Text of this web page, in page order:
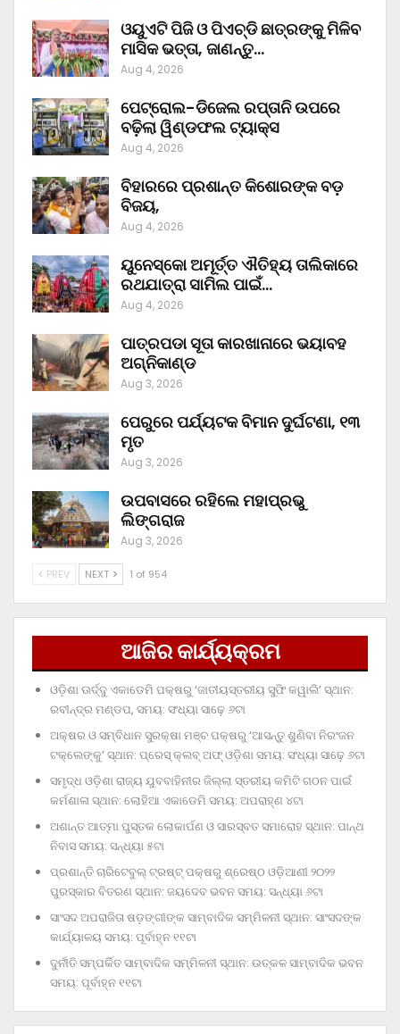
ଓୟୁଏଟି ପିଜି ଓ ପିଏଚ୍‌ଡି ଛାତ୍ରଙ୍କୁ ମିଳିବ
ମାସିକ ଭତ୍ତା, ଜାଣନ୍ତୁ…
Aug 4, 2026
ପେଟ୍ରୋଲ-ଡିଜେଲ ରପ୍ତାନି ଉପରେ
ବଢ଼ିଲା ୱିଣ୍ଡଫଲ ଟ୍ୟାକ୍ସ
Aug 4, 2026
ବିହାରରେ ପ୍ରଶାନ୍ତ କିଶୋରଙ୍କ ବଡ଼
ବିଜୟ,
Aug 4, 2026
ୟୁନେସ୍କୋ ଅମୂର୍ତ୍ତ ଐତିହ୍ୟ ତାଲିକାରେ
ରଥଯାତ୍ରା ସାମିଲ ପାଇଁ…
Aug 4, 2026
ପାତ୍ରପଡା ସୂତା କାରଖାନାରେ ଭୟାବହ
ଅଗ୍ନିକାଣ୍ଡ
Aug 3, 2026
ପେରୁରେ ପର୍ଯ୍ୟଟକ ବିମାନ ଦୁର୍ଘଟଣା, ୧୩
ମୃତ
Aug 3, 2026
ଉପବାସରେ ରହିଲେ ମହାପ୍ରଭୁ
ଲିଙ୍ଗରାଜ
Aug 3, 2026
PREV NEXT 1 of 954
ଆଜିର କାର୍ଯ୍ୟକ୍ରମ
ଓଡ଼ିଶା ଊର୍ଦ୍ଦୁ ଏକାଡେମି ପକ୍ଷରୁ ‘ଜାତୀୟସ୍ତରୀୟ ସୁଫି କୱାଲି’ ସ୍ଥାନ:
ରବୀନ୍ଦ୍ର ମଣ୍ଡପ, ସମୟ: ସଂଧ୍ୟା ସାଢ଼େ ୬ଟା
ଅକ୍ଷର ଓ ସମ୍ବିଧାନ ସୁରକ୍ଷା ମଞ୍ଚ ପକ୍ଷରୁ ‘ଆସନ୍ତୁ ଶୁଣିବା ନିରଂଜନ
ଟକ୍‌ଲେଙ୍କୁ’ ସ୍ଥାନ: ପ୍ରେସ୍‌ କ୍ଲବ୍‌ ଅଫ୍‌ ଓଡ଼ିଶା ସମୟ: ସଂଧ୍ୟା ସାଢ଼େ ୬ଟା
ସମୃଦ୍ଧ ଓଡ଼ିଶା ରାଜ୍ୟ ଯୁବବାହିନୀର ଜିଲ୍ଲା ସ୍ତରୀୟ କମିଟି ଗଠନ ପାଇଁ
କର୍ମଶାଳା ସ୍ଥାନ: ଲୋହିଆ ଏକାଡେମି ସମୟ: ଅପରାହ୍‌ଣ ୪ଟା
ଅଶାନ୍ତ ଆତ୍ମା ପୁସ୍ତକ ଲୋକାର୍ପଣ ଓ ସାରସ୍ବତ ସମାରୋହ ସ୍ଥାନ: ପାନ୍ଥ
ନିବାସ ସମୟ: ସନ୍ଧ୍ୟା ୫ଟା
ପ୍ରଶାନ୍ତି ଚାରିଟେବୁଲ୍‌ ଟ୍ରଷ୍ଟ୍‌ ପକ୍ଷରୁ ଶ୍ରେଷ୍ଠ ଓଡ଼ିଆଣୀ ୨୦୨୨
ପୁରସ୍କାର ବିତରଣ ସ୍ଥାନ: ଜୟଦେବ ଭବନ ସମୟ: ସନ୍ଧ୍ୟା ୬ଟା
ସାଂସଦ ଅପରାଜିତା ଷଡ଼ଙ୍ଗୀଙ୍କ ସାମ୍ବାଦିକ ସମ୍ମିଳନୀ ସ୍ଥାନ: ସାଂସଦଙ୍କ
କାର୍ଯ୍ୟାଳୟ ସମୟ: ପୂର୍ବାହ୍ନ ୧୧ଟା
ଦୁର୍ନୀତି ସମ୍ପର୍କିତ ସାମ୍ବାଦିକ ସମ୍ମିଳନୀ ସ୍ଥାନ: ଉତ୍କଳ ସାମ୍ବାଦିକ ଭବନ
ସମୟ: ପୂର୍ବାହ୍ନ ୧୧ଟା